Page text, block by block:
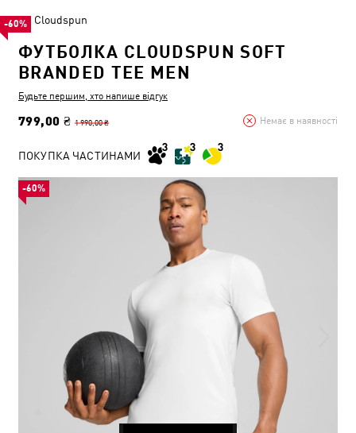
Cloudspun
ФУТБОЛКА CLOUDSPUN SOFT
BRANDED TEE MEN
Будьте першим, хто напише відгук
799,00 ₴ 1 990,00 ₴ Немає в наявності
-60%
ПОКУПКА ЧАСТИНАМИ
-60%